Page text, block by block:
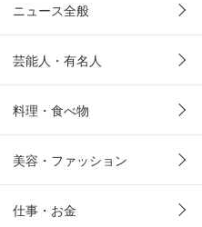
ニュース全般
芸能人・有名人
料理・食べ物
美容・ファッション
仕事・お金